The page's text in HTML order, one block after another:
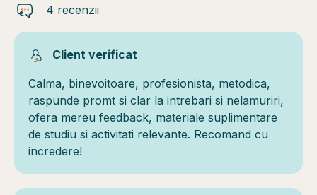
4 recenzii
Client verificat
Calma, binevoitoare, profesionista, metodica,
raspunde promt si clar la intrebari si nelamuriri,
ofera mereu feedback, materiale suplimentare
de studiu si activitati relevante. Recomand cu
incredere!